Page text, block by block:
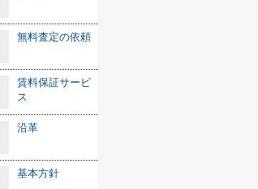
無料査定の依頼
賃料保証サービ
ス
沿革
基本方針